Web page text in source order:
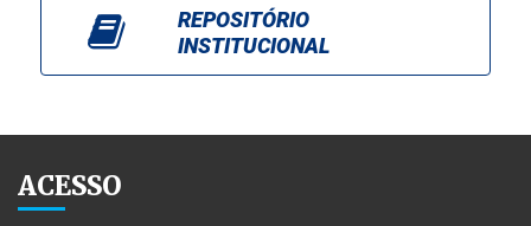
REPOSITÓRIO
INSTITUCIONAL
ACESSO